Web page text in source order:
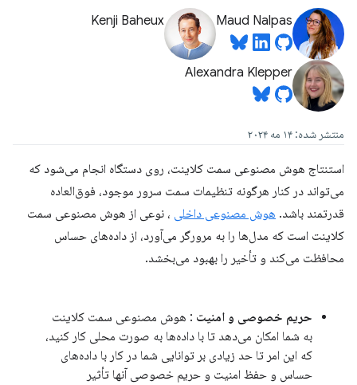
Maud Nalpas
Kenji Baheux
Alexandra Klepper
منتشر شده: ۱۴ مه ۲۰۲۴
استنتاج هوش مصنوعی سمت کلاینت، روی دستگاه انجام می‌شود که
می‌تواند در کنار هرگونه تنظیمات سمت سرور موجود، فوق‌العاده
قدرتمند باشد. هوش مصنوعی داخلی ، نوعی از هوش مصنوعی سمت
کلاینت است که مدل‌ها را به مرورگر می‌آورد، از داده‌های حساس
محافظت می‌کند و تأخیر را بهبود می‌بخشد.
حریم خصوصی و امنیت : هوش مصنوعی سمت کلاینت
به شما امکان می‌دهد تا با داده‌ها به صورت محلی کار کنید،
که این امر تا حد زیادی بر توانایی شما در کار با داده‌های
حساس و حفظ امنیت و حریم خصوصی آنها تأثیر